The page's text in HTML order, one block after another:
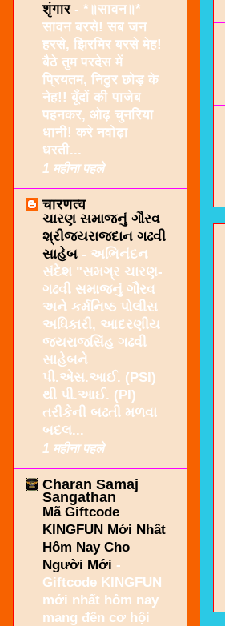
शृंगार - *॥सावन॥*
सावन बरसे! सब जन
हरसे, झिरमिर बरसे मेह!
बैठे तुम परदेस में
प्रियतम, निठुर छोड़ के
नेह!! बूँदों की पाजेब
पहनकर, ओढ़ चुनरिया
धानी! करे नवोढ़ा
धरती...
1 महीना पहले
चारणत्व
ચારણ સમાજનું ગૌરવ
શ્રીજયરાજદાન ગઢવી
સાહેબ - અભિનંદન
સંદેશ "સમગ્ર ચારણ-
ગઢવી સમાજનું ગૌરવ
અને કર્મનિષ્ઠ પોલીસ
અધિકારી, આદરણીય
જયરાજસિંહ ગઢવી
સાહેબને
પી.એસ.આઈ. (PSI)
થી પી.આઈ. (PI)
તરીકેની બઢતી મળવા
બદલ...
1 महीना पहले
Charan Samaj
Sangathan
Mã Giftcode
KINGFUN Mới Nhất
Hôm Nay Cho
Người Mới -
Giftcode KINGFUN
mới nhất hôm nay
mang đến cơ hội